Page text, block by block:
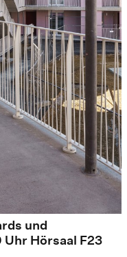
und
Hörsaal F23